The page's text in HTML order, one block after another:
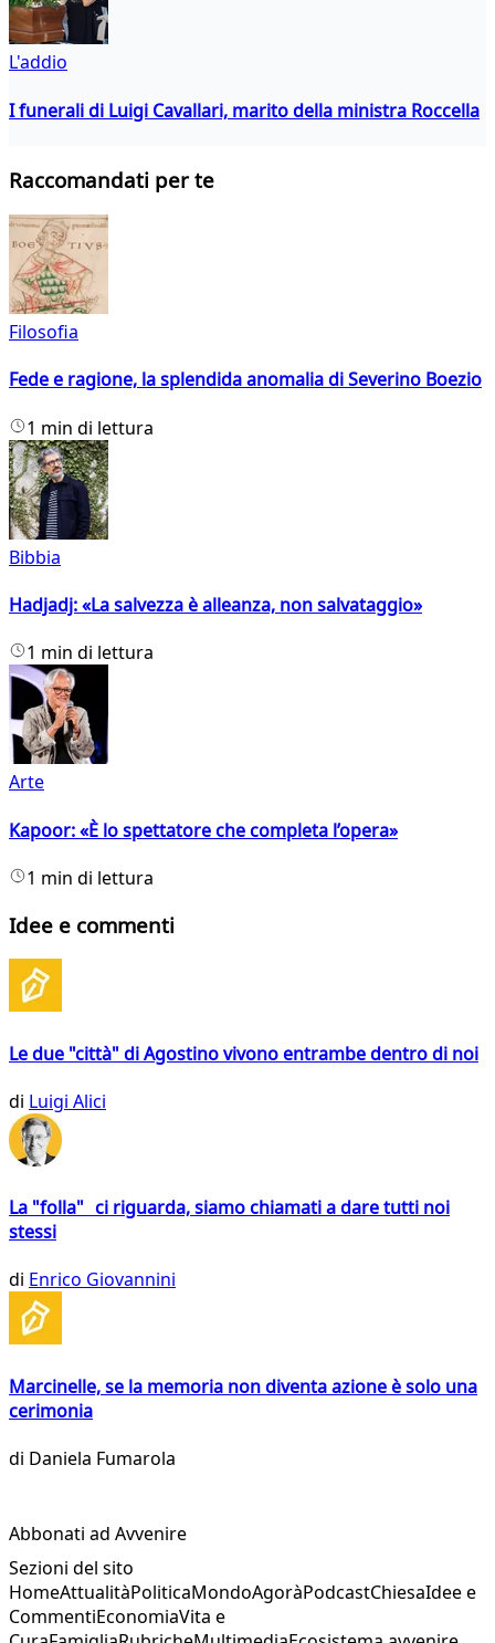
L'addio
I funerali di Luigi Cavallari, marito della ministra Roccella
Raccomandati per te
Filosofia
Fede e ragione, la splendida anomalia di Severino Boezio
1 min di lettura
Bibbia
Hadjadj: «La salvezza è alleanza, non salvataggio»
1 min di lettura
Arte
Kapoor: «È lo spettatore che completa l’opera»
1 min di lettura
Idee e commenti
Le due "città" di Agostino vivono entrambe dentro di noi
di Luigi Alici
La "folla" ci riguarda, siamo chiamati a dare tutti noi
stessi
di Enrico Giovannini
Marcinelle, se la memoria non diventa azione è solo una
cerimonia
di Daniela Fumarola
Abbonati ad Avvenire
Sezioni del sito
HomeAttualitàPoliticaMondoAgoràPodcastChiesaIdee e
CommentiEconomiaVita e